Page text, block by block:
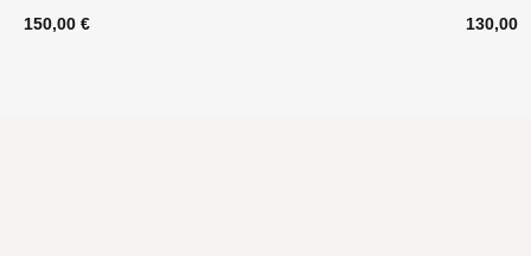
150,00 € 130,00